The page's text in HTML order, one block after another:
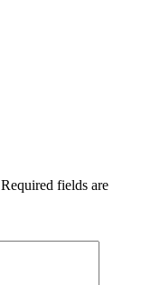
Required fields are